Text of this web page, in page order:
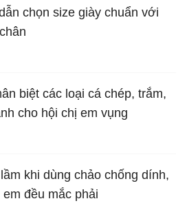
chọn size giày chuẩn với
biệt các loại cá chép, trắm,
cho hội chị em vụng
khi dùng chảo chống dính,
đều mắc phải